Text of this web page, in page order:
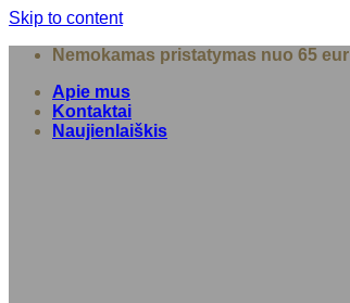
Skip to content
Nemokamas pristatymas nuo 65 eur
Apie mus
Kontaktai
Naujienlaiškis